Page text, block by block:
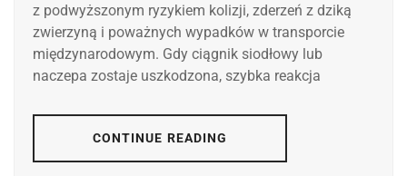
z podwyższonym ryzykiem kolizji, zderzeń z dziką
zwierzyną i poważnych wypadków w transporcie
międzynarodowym. Gdy ciągnik siodłowy lub
naczepa zostaje uszkodzona, szybka reakcja
CONTINUE READING